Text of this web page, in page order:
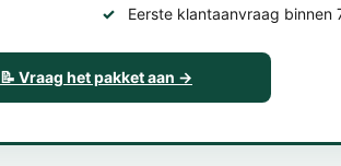
Eerste klantaanvraag binnen
📝 Vraag het pakket aan →